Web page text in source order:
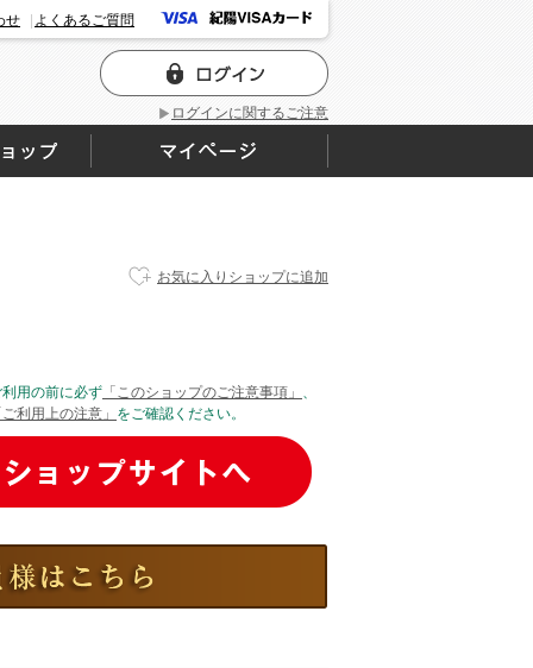
ログインに関するご注意
せ よくあるご質問
お気に入りショップに追加
利用の前に必ず 「このショップのご注意事項」 、
ご利用上の注意」 をご確認ください。